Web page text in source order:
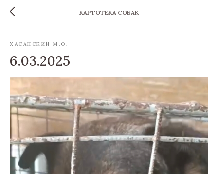
КАРТОТЕКА СОБАК
ХАСАНСКИЙ М.О.
6.03.2025